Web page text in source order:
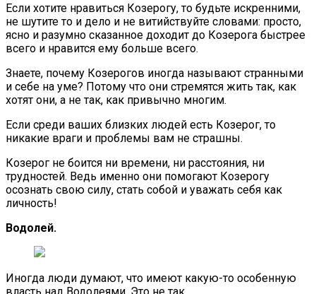
Если хотите нравиться Козерогу, то будьте искренними,
не шутите то и дело и не витийствуйте словами: просто,
ясно и разумно сказанное доходит до Козерога быстрее
всего и нравится ему больше всего.
Знаете, почему Козерогов иногда называют странными
и себе на уме? Потому что они стремятся жить так, как
хотят они, а не так, как привычно многим.
Если среди ваших близких людей есть Козерог, то
никакие враги и проблемы вам не страшны.
Козерог не боится ни времени, ни расстояния, ни
трудностей. Ведь именно они помогают Козерогу
осознать свою силу, стать собой и уважать себя как
личность!
Водолей.
Иногда люди думают, что имеют какую-то особенную